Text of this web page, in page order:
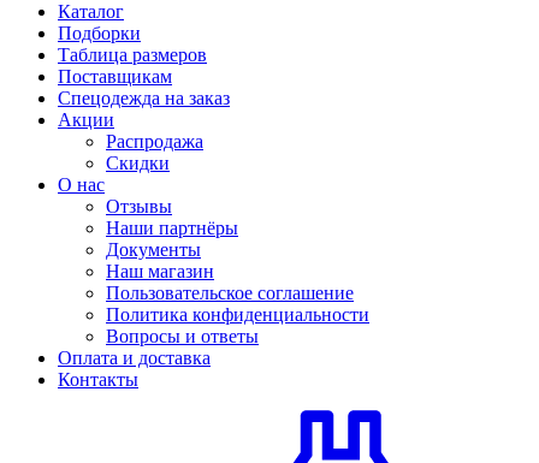
Каталог
Подборки
Таблица размеров
Поставщикам
Спецодежда на заказ
Акции
Распродажа
Скидки
О нас
Отзывы
Наши партнёры
Документы
Наш магазин
Пользовательское соглашение
Политика конфиденциальности
Вопросы и ответы
Оплата и доставка
Контакты